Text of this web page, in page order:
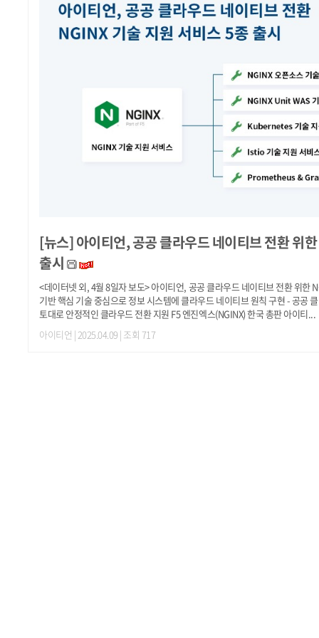
[뉴스]아이티언, 공공 클라우드 네이티브 전환 위
출시
<데이터넷 외, 4월 8일자 보도> 아이티언, 공공 클라우드 네이티브 전환 위한
기반 핵심 기술 중심으로 정보 시스템에 클라우드 네이티브 원칙 구현 - 공공
토대로 안정적인 클라우드 전환 지원 F5 엔진엑스(NGINX) 한국 총판 아이티...
아이티언 | 2025.04.09 | 조회 717